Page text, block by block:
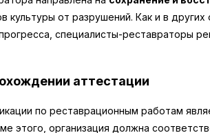
культуры от разрушений. Как и в
специалисты-реставраторы
аттестации
по реставрационным работам
этого, организация должна